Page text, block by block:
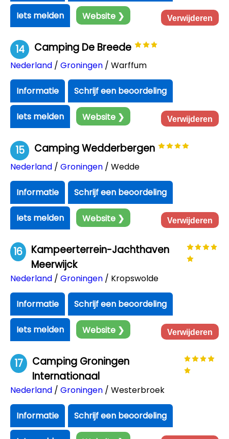
Iets melden Website ❯ Verwijderen
14 Camping De Breede
Nederland / Groningen / Warffum
Informatie Schrijf een beoordeling
Iets melden Website ❯ Verwijderen
15 Camping Wedderbergen
Nederland / Groningen / Wedde
Informatie Schrijf een beoordeling
Iets melden Website ❯ Verwijderen
16
Kampeerterrein-Jachthaven
Meerwijck
Nederland / Groningen / Kropswolde
Informatie Schrijf een beoordeling
Iets melden Website ❯ Verwijderen
17
Camping Groningen
Internationaal
Nederland / Groningen / Westerbroek
Informatie Schrijf een beoordeling